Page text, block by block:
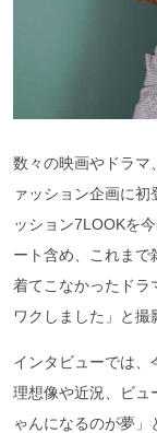
数々の映画やドラマ
ァッション企画に
ッション7LOOKを
ート含め、これまで
着てこなかったドラ
ワクしました」と撮
インタビューでは、
理想像や近況、ビュ
ゃんになるのが夢